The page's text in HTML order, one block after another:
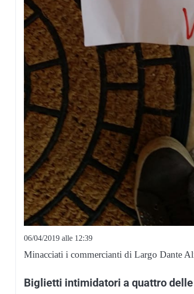
06/04/2019 alle 12:39
Minacciati i commercianti di Largo Dante
Biglietti intimidatori a quattro